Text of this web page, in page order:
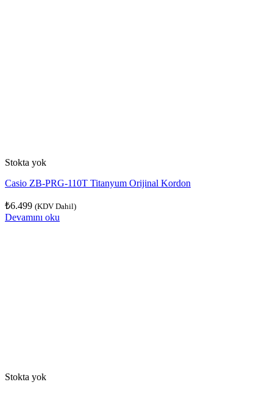
Stokta yok
Casio ZB-PRG-110T Titanyum Orijinal Kordon
₺6.499 (KDV Dahil)
Devamını oku
Stokta yok